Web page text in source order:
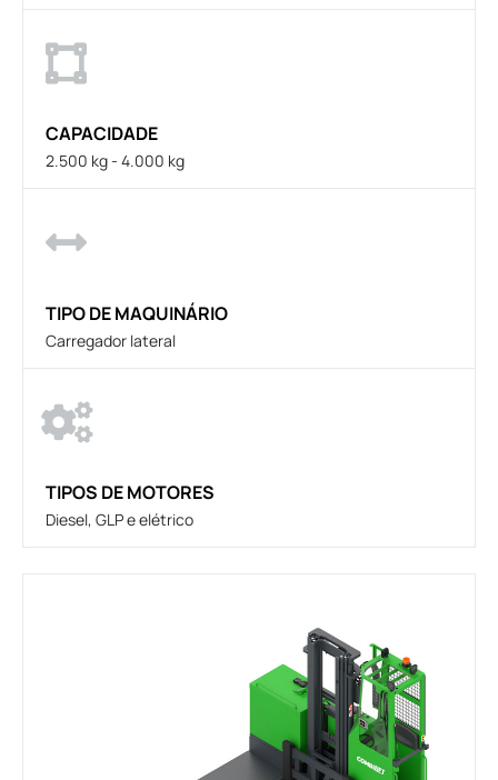
CAPACIDADE
2.500 kg - 4.000 kg
TIPO DE MAQUINÁRIO
Carregador lateral
TIPOS DE MOTORES
Diesel, GLP e elétrico